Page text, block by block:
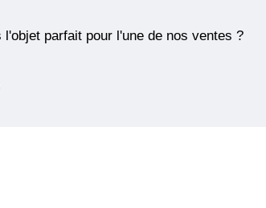
l'objet parfait pour l'une de nos ventes ?